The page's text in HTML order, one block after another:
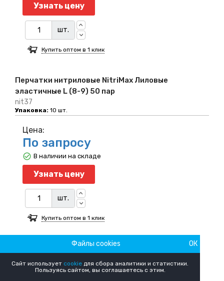
Перчатки нитриловые NitriMax Лиловые
эластичные L (8-9) 50 пар
nit37
Упаковка: 10 шт.
Узнать цену
шт.
Купить оптом в 1 клик
Перчатки нитриловые NitriMax Лиловые
эластичные M (7-8) 50 пар
Цена:
По запросу
Узнать цену
шт.
В наличии на складе
Купить оптом в 1 клик
Файлы cookies ОК
Сайт использует cookie для сбора аналитики и статистики.
Пользуясь сайтом, вы соглашаетесь с этим.